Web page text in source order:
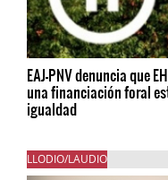
EAJ-PNV denuncia que
una financiación foral
igualdad
LLODIO/LAUDIO